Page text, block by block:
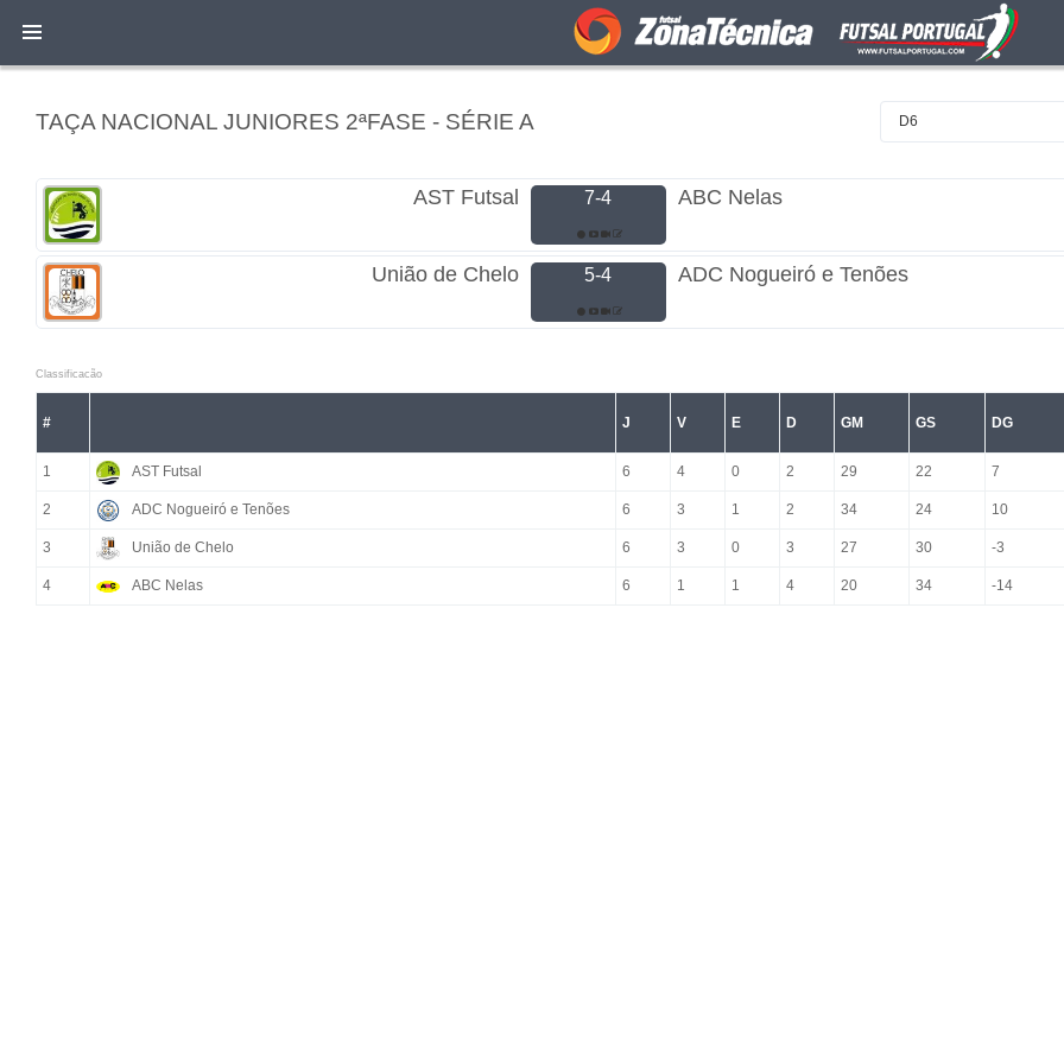
TAÇA NACIONAL JUNIORES 2ªFASE - SÉRIE A D6
AST Futsal 7-4 ABC Nelas
União de Chelo 5-4 ADC Nogueiró e Tenões
Classificacão
# J V E D GM GS DG
1 AST Futsal 6 4 0 2 29 22 7
2 ADC Nogueiró e Tenões 6 3 1 2 34 24 10
3 União de Chelo 6 3 0 3 27 30 -3
4 ABC Nelas 6 1 1 4 20 34 -14